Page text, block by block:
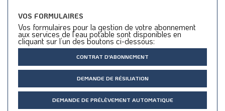
VOS FORMULAIRES
Vos formulaires pour la gestion de votre abonnement
aux services de l’eau potable sont disponibles en
cliquant sur l’un des boutons ci-dessous:
CONTRAT D'ABONNEMENT
DEMANDE DE RÉSILIATION
DEMANDE DE PRÉLÈVEMENT AUTOMATIQUE